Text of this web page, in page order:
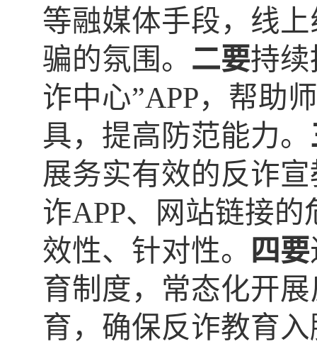
等融媒体手段，线
骗的氛围。 二要持
诈中心”APP，帮助
具，提高防范能力。
展务实有效的反诈
诈APP、网站链接
效性、针对性。
四要
育制度，常态化开
育，确保反诈教育